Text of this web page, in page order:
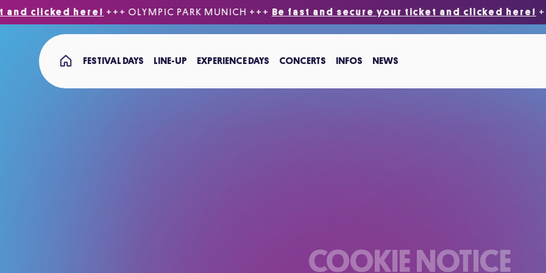
Jump to main content
here! +++ OLYMPIC PARK MUNICH +++ Be fast and secure your ticket and clicked here! +++
FESTIVAL DAYS LINE-UP EXPERIENCE DAYS CONCERTS INFOS NEWS
COOKIE NOTICE